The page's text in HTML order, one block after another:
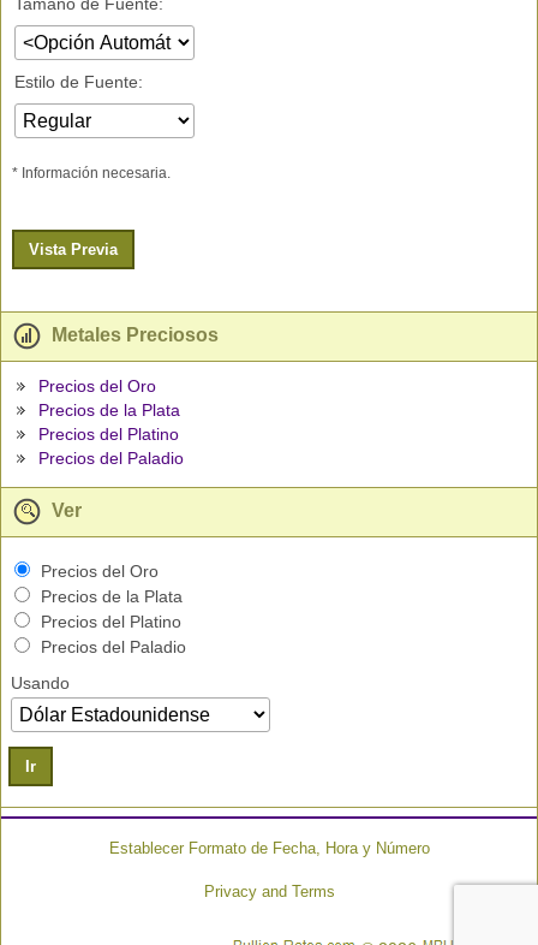
Estilo de Fuente:
* Información necesaria.
Vista Previa
Metales Preciosos
Precios del Oro
Precios de la Plata
Precios del Platino
Precios del Paladio
Ver
Precios del Oro
Precios de la Plata
Precios del Platino
Precios del Paladio
Usando
Ir
Establecer Formato de Fecha, Hora y Número
Privacy and Terms